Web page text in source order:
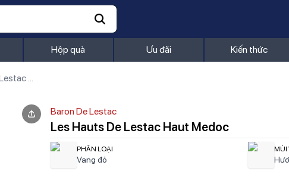
Hộp quà Ưu đãi Kiến thức
Les Hauts De Lestac Haut Medoc
Baron De Lestac
Les Hauts De Lestac Haut Medoc
PHÂN LOẠI
Vang đỏ
MÙI